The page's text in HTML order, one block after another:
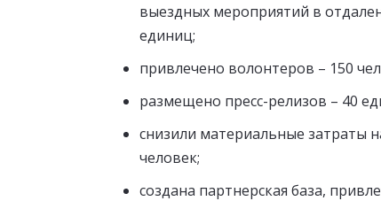
выездных мероприятий в
единиц;
привлечено волонтеров – 150
размещено пресс-релизов – 40
снизили материальные затраты
человек;
создана партнерская база,